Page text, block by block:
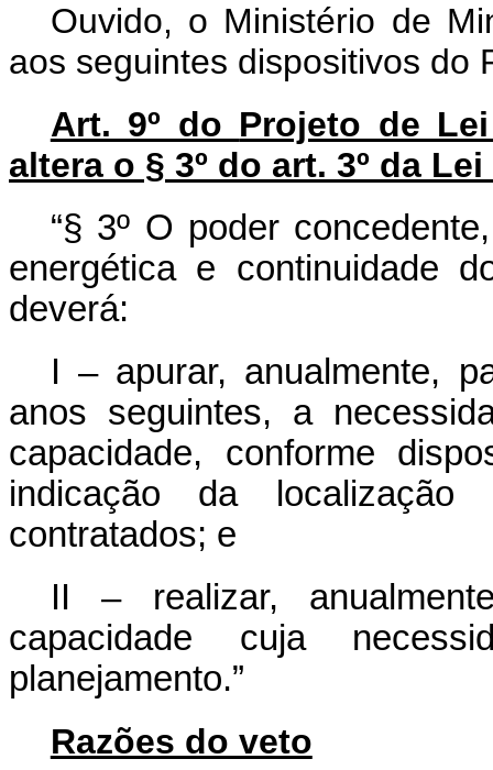
Ouvido, o Ministério de
aos seguintes dispositivos do
Art. 9º do Projeto de
altera o § 3º do art. 3º da
“§ 3º O poder
energética e continuidade
deverá:
I – apurar, anualmente,
anos seguintes, a
capacidade, conforme
indicação da localização
contratados; e
II – realizar,
capacidade cuja
planejamento.”
Razões do veto